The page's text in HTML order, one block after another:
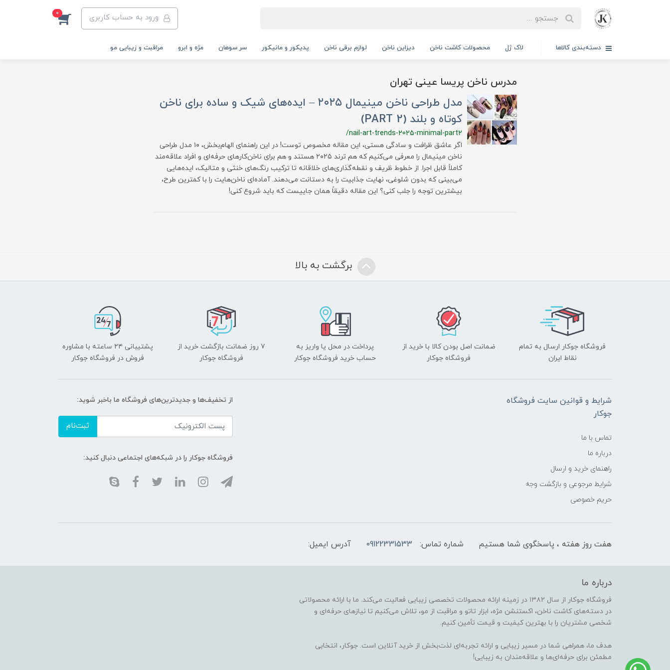
ورود به حساب کاربری 0
دسته‌بندی کالاها لاک ژل محصولات کاشت ناخن دیزاین ناخن لوازم برقی ناخن پدیکور و مانیکور سر سوهان مژه و ابرو مراقبت و زیبایی مو
مدرس ناخن پریسا عینی تهران
مدل طراحی ناخن مینیمال ۲۰۲۵ – ایده‌های شیک و ساده برای ناخن
کوتاه و بلند (PART 2)
/nail-art-trends-2025-minimal-part2
اگر عاشق ظرافت و سادگی هستی، این مقاله مخصوص توست! در این راهنمای الهام‌بخش، ۱۰ مدل طراحی
ناخن مینیمال را معرفی می‌کنیم که هم ترند ۲۰۲۵ هستند و هم برای ناخن‌کارهای حرفه‌ای و افراد علاقه‌مند
کاملاً قابل اجرا. از خطوط ظریف و نقطه‌گذاری‌های خلاقانه تا ترکیب رنگ‌های خنثی و متالیک، ایده‌هایی
می‌بینی که بدون شلوغی، نهایت جذابیت را به دستانت می‌دهند. آماده‌ای ناخن‌هایت را با کمترین طرح،
بیشترین توجه را جلب کنی؟ این مقاله دقیقاً همان جاییست که باید شروع کنی!
برگشت به بالا
فروشگاه جوکار ارسال به تمام
نقاط ایران
ضمانت اصل بودن کالا با خرید از
فروشگاه جوکار
پرداخت در محل یا واریز به
حساب خرید فروشگاه جوکار
۷ روز ضمانت بازگشت خرید از
فروشگاه جوکار
پشتیبانی ۲۴ ساعته با مشاوره
فروش در فروشگاه جوکار
شرایط و قوانین سایت فروشگاه
جوکار
تماس با ما
درباره ما
راهنمای خرید و ارسال
شرایط مرجوعی و بازگشت وجه
حریم خصوصی
از تخفیف‌ها و جدیدترین‌های فروشگاه ما باخبر شوید:
ثبت‌نام
فروشگاه جوکار را در شبکه‌های اجتماعی دنبال کنید:
هفت روز هفته ، پاسخگوی شما هستیم شماره تماس: 09122331533 آدرس ایمیل:
درباره ما
فروشگاه جوکار از سال ۱۳۸۲ در زمینه ارائه محصولات تخصصی زیبایی فعالیت می‌کند. ما با ارائه محصولاتی
در دسته‌های کاشت ناخن، اکستنشن مژه، ابزار تاتو و مراقبت از مو، تلاش می‌کنیم تا نیازهای حرفه‌ای و
شخصی مشتریان را با بهترین کیفیت و قیمت تأمین کنیم.
هدف ما، همراهی شما در مسیر زیبایی و ارائه تجربه‌ای لذت‌بخش از خرید آنلاین است. جوکار، انتخابی
مطمئن برای حرفه‌ای‌ها و علاقه‌مندان به زیبایی!